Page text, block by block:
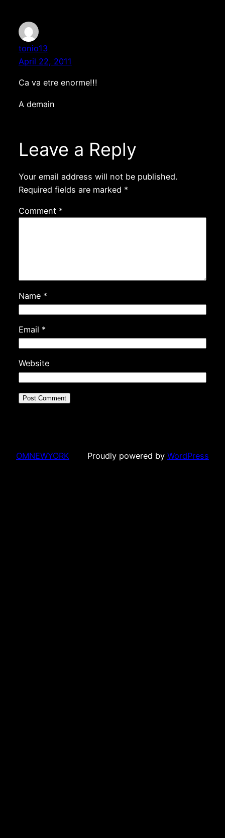
tonio13
April 22, 2011
Ca va etre enorme!!!
A demain
Leave a Reply
Your email address will not be published.
Required fields are marked *
Comment *
Name *
Email *
Website
OMNEWYORK Proudly powered by WordPress